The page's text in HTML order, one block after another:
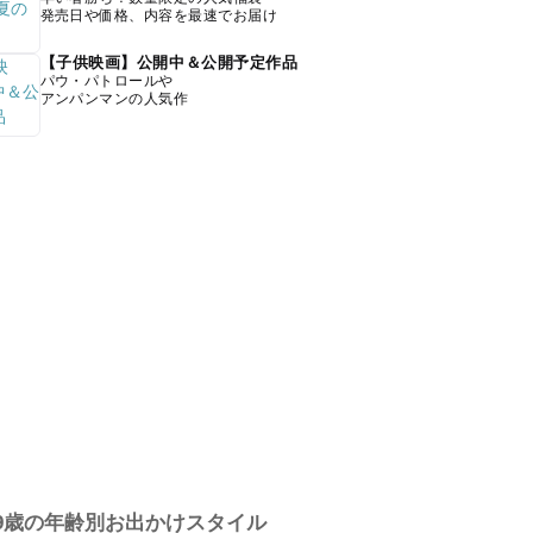
発売日や価格、内容を最速でお届け
【子供映画】公開中＆公開予定作品
パウ・パトロールや
アンパンマンの人気作
の年齢別お出かけスタイル